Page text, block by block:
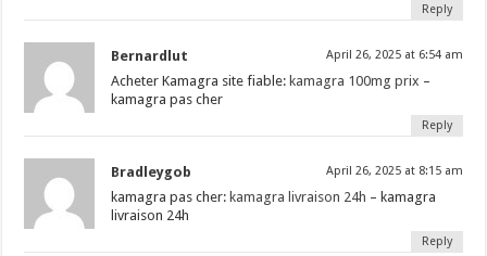
Reply
Bernardlut April 26, 2025 at 6:54 am
Acheter Kamagra site fiable: kamagra 100mg prix –
kamagra pas cher
Reply
Bradleygob April 26, 2025 at 8:15 am
kamagra pas cher: kamagra livraison 24h – kamagra
livraison 24h
Reply